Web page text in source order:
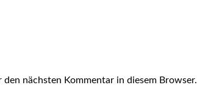
nächsten Kommentar in diesem Browser.